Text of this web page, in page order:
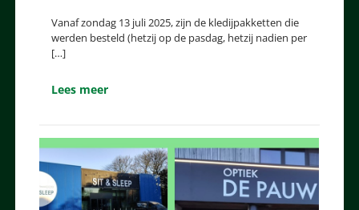
Vanaf zondag 13 juli 2025, zijn de kledijpakketten die
werden besteld (hetzij op de pasdag, hetzij nadien per
[…]
Lees meer